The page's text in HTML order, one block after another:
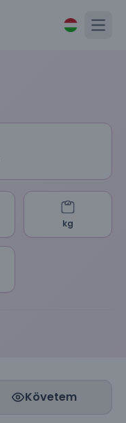
kg
Követem